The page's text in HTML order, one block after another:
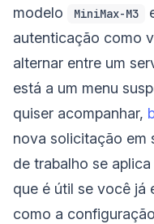
modelo
MiniMax-M3
autenticação como
alternar entre um
está a um menu
quiser acompanhar,
nova solicitação em
de trabalho se
que é útil se você já
como a